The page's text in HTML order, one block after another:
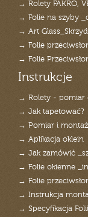
→ Rolety FAKRO,
→ Folie na szyby
→ Art
→ Folie
→ Folie
Instrukcje
→ Rolety - pomiar
→ Jak tapetować?
→ Pomiar i montaż
→ Aplikacja oklein
→ Jak zamówić
→ Folie okienne
→ Folie
→ Instrukcja
→ Specyfikacja